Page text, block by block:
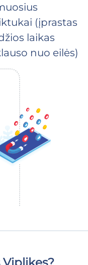
(įprastas
laikas
nuo eilės)